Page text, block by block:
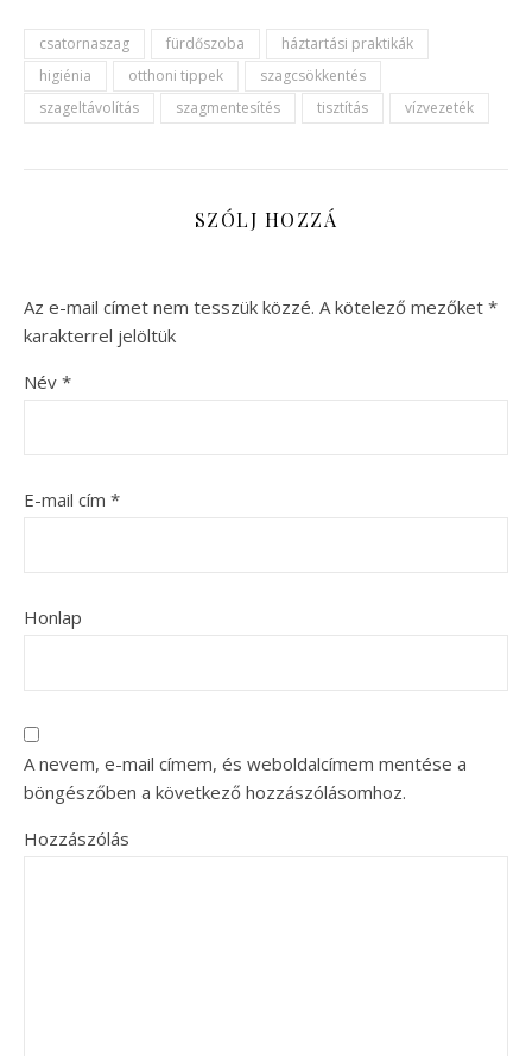
csatornaszag fürdőszoba
háztartási praktikák
higiénia
otthoni tippek
szagcsökkentés
szageltávolítás
szagmentesítés tisztítás vízvezeték
SZÓLJ HOZZÁ
Az e-mail címet nem tesszük közzé. A kötelező mezőket *
karakterrel jelöltük
Név *
E-mail cím *
Honlap
A nevem, e-mail címem, és weboldalcímem mentése a
böngészőben a következő hozzászólásomhoz.
Hozzászólás